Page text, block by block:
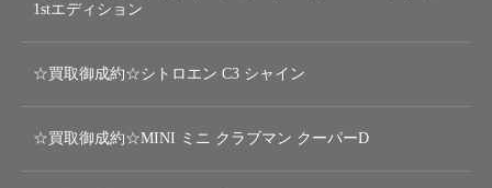
1stエディション
☆買取御成約☆シトロエン C3 シャイン
☆買取御成約☆MINI ミニ クラブマン クーパーD